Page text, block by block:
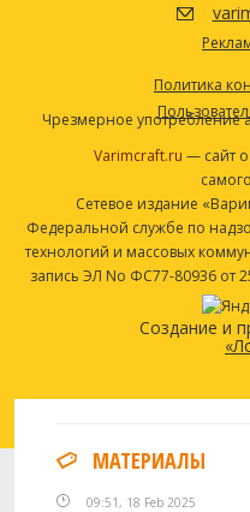
Политика
Чрезмерное употребление
Varimcraft.ru — сайт
Сетевое издание
Федеральной службе по
технологий и массовых
запись ЭЛ No ФС77-80936 от
Создание и
МАТЕРИАЛЫ
09:51, 18 Feb 2025